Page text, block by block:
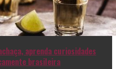
aprenda curiosidades
brasileira